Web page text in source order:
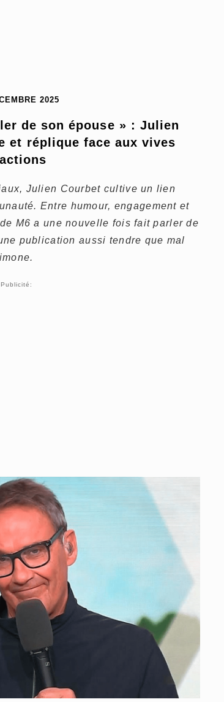
2025
de son épouse » : Julien
et réplique face aux vives
Julien Courbet cultive un lien
Entre humour, engagement et
M6 a une nouvelle fois fait parler de
publication aussi tendre que mal
Publicité: